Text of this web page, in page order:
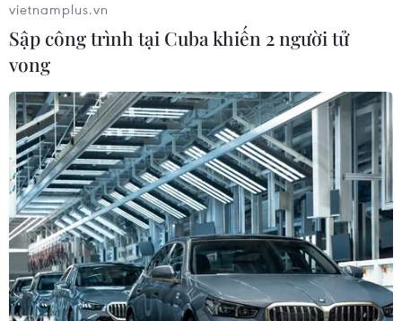
TIN CÙNG CHUYÊN MỤC
Nga thoái vốn nhà nước khỏi Sân bay
Quốc tế Sheremetyevo
07/08/2026 00:22
Nga thông báo tấn công căn
cứ ngầm của Ukraine
vietnamplus.vn
Sập công trình tại Cuba khiến 2 người tử
vong